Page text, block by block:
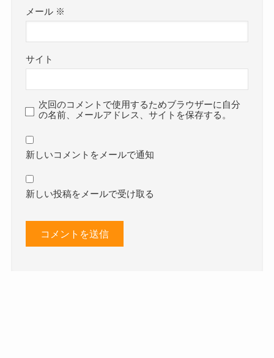
メール ※
サイト
次回のコメントで使用するためブラウザーに自分
の名前、メールアドレス、サイトを保存する。
新しいコメントをメールで通知
新しい投稿をメールで受け取る